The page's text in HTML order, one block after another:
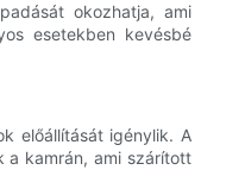
okozhatja, ami
esetekben kevésbé
előállítását igénylik. A
a kamrán, ami szárított